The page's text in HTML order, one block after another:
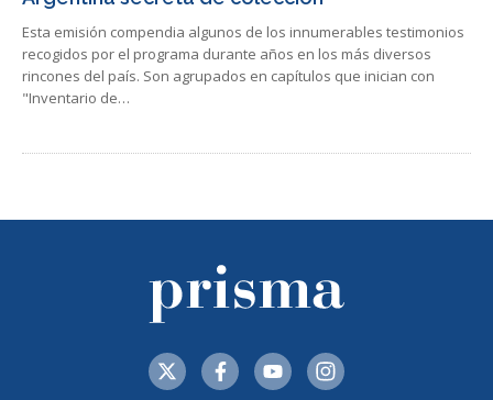
Esta emisión compendia algunos de los innumerables testimonios
recogidos por el programa durante años en los más diversos
rincones del país. Son agrupados en capítulos que inician con
"Inventario de…